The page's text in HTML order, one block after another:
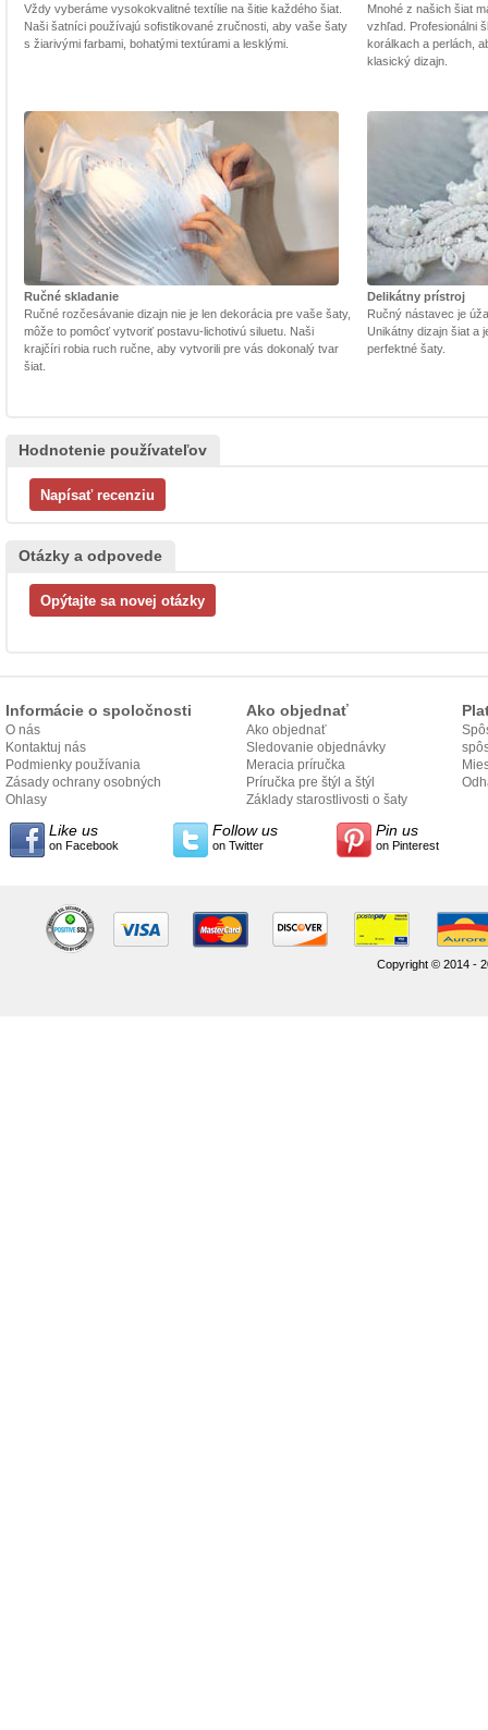
Vždy vyberáme vysokokvalitné textílie na šitie každého šiat.
Naši šatníci používajú sofistikované zručnosti, aby vaše šaty
s žiarivými farbami, bohatými textúrami a lesklými.
Mnohé z našich šiat
vzhľad. Profesionálni
korálkach a perlách,
klasický dizajn.
Ručné skladanie
Ručné rozčesávanie dizajn nie je len dekorácia pre vaše šaty,
môže to pomôcť vytvoriť postavu-lichotivú siluetu. Naši
krajčíri robia ruch ručne, aby vytvorili pre vás dokonalý tvar
šiat.
Delikátny prístroj
Ručný nástavec je
Unikátny dizajn šiat a
perfektné šaty.
Hodnotenie používateľov
Otázky a odpovede
Informácie o spoločnosti
O nás
Kontaktuj nás
Podmienky používania
Zásady ochrany osobných
údajov
Ohlasy
Ako objednať
Ako objednať
Sledovanie objednávky
Meracia príručka
Príručka pre štýl a štýl
Základy starostlivosti o šaty
Like us
on Facebook
Follow us
on Twitter
Pin us
on Pinterest
Copyright © 2014 -